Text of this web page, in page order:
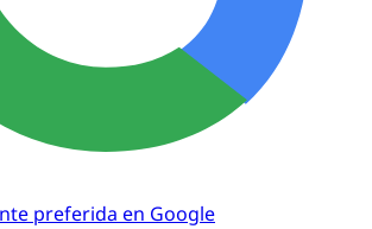
preferida en Google